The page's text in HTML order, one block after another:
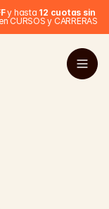
y hasta 12 cuotas sin
en CURSOS y CARRERAS